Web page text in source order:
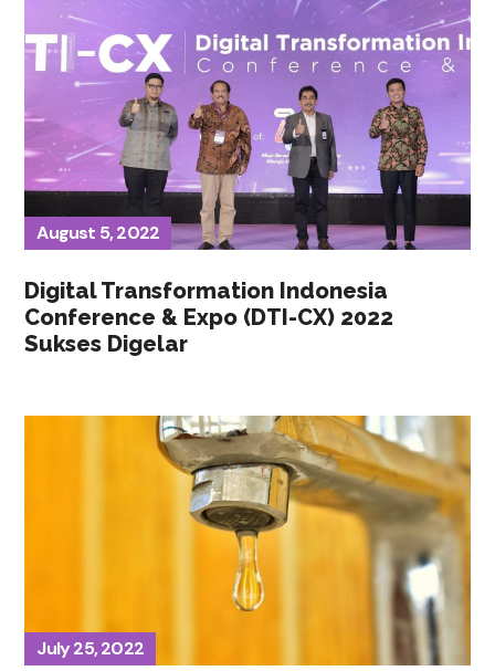
August 5, 2022
Digital Transformation Indonesia
Conference & Expo (DTI-CX) 2022
Sukses Digelar
July 25, 2022